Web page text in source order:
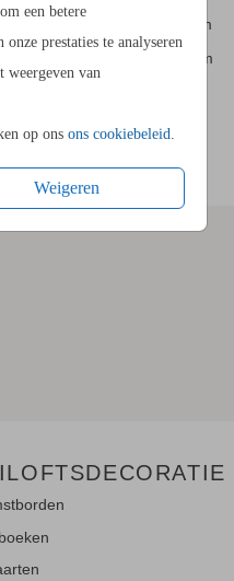
een betere
prestaties te analyseren
weergeven van
op ons ons cookiebeleid
Weigeren
11.4 × 17.1 cm
14.4 × 21.6 cm